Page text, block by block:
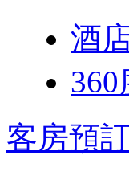
酒
360
客房預